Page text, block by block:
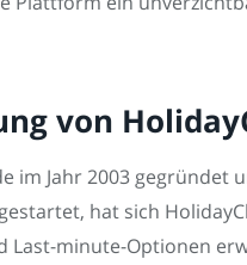
von
im Jahr 2003
hat sich
Last-minute-Optionen